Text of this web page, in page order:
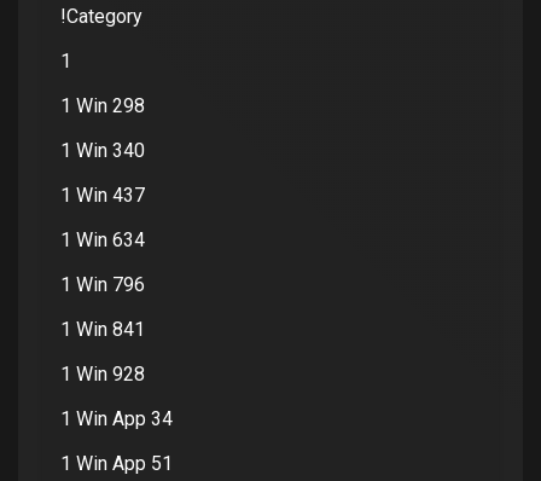
!Category
1
1 Win 298
1 Win 340
1 Win 437
1 Win 634
1 Win 796
1 Win 841
1 Win 928
1 Win App 34
1 Win App 51